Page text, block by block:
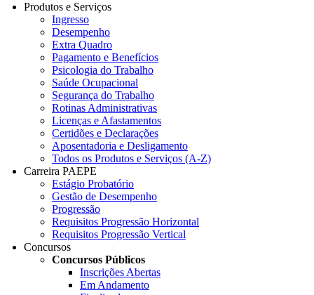
Produtos e Serviços
Ingresso
Desempenho
Extra Quadro
Pagamento e Benefícios
Psicologia do Trabalho
Saúde Ocupacional
Segurança do Trabalho
Rotinas Administrativas
Licenças e Afastamentos
Certidões e Declarações
Aposentadoria e Desligamento
Todos os Produtos e Serviços (A-Z)
Carreira PAEPE
Estágio Probatório
Gestão de Desempenho
Progressão
Requisitos Progressão Horizontal
Requisitos Progressão Vertical
Concursos
Concursos Públicos
Inscrições Abertas
Em Andamento